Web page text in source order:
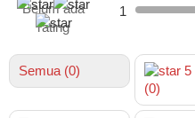
Belum ada
rating
1
Semua (0) 5
(0)